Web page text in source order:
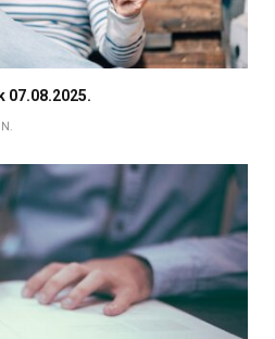
07.08.2025.